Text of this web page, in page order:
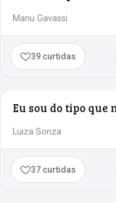
Manu Gavassi
39 curtidas
Eu sou do tipo
Luiza Sonza
37 curtidas